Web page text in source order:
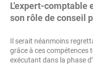
L'expert-comptable
son rôle de conseil
Il serait néanmoins
grâce à ces compétences
exécutant dans la phase